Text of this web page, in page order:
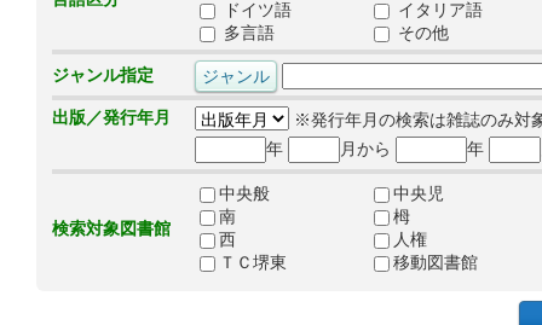
ドイツ語
イタリア語
多言語
その他
ジャンル指定
出版／発行年月
※発行年月の検索は雑誌のみ対
年
月から 年
検索対象図書館
中央般
中央児
南
栂
西
人権
ＴＣ堺東
移動図書館